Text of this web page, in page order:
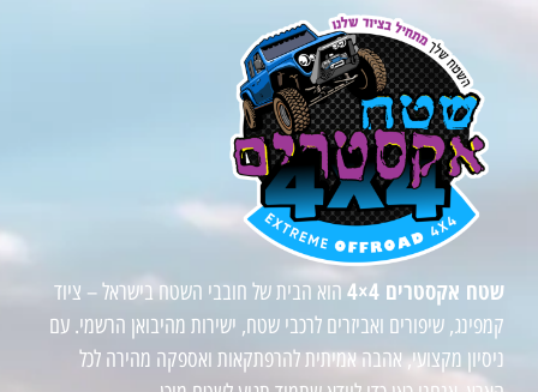
שטח אקסטרים 4×4
הוא הבית של חובבי השטח בישראל – ציוד
קמפינג, שיפורים ואביזרים לרכבי שטח, ישירות מהיבואן הרשמי. עם
ניסיון מקצועי, אהבה אמיתית להרפתקאות ואספקה מהירה לכל